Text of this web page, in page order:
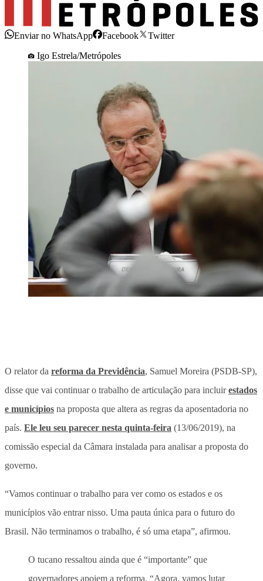
Enviar no WhatsApp Facebook
Twitter
Igo Estrela/Metrópoles
O relator da reforma da Previdência, Samuel Moreira (PSDB-SP),
disse que vai continuar o trabalho de articulação para incluirestados
e municípios na proposta que altera as regras da aposentadoria no
país. Ele leu seu parecer nesta quinta-feira (13/06/2019), na
comissão especial da Câmara instalada para analisar a proposta do
governo.
“Vamos continuar o trabalho para ver como os estados e os
municípios vão entrar nisso. Uma pauta única para o futuro do
Brasil. Não terminamos o trabalho, é só uma etapa”, afirmou.
O tucano ressaltou ainda que é “importante” que
governadores apoiem a reforma. “Agora, vamos lutar